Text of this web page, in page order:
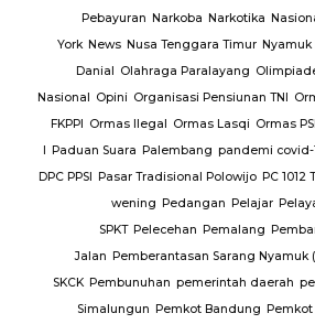
Pebayuran Narkoba Narkotika
York News Nusa Tenggara Timur Nyamuk
Danial Olahraga Paralayang
Nasional Opini Organisasi Pensiunan TNI
FKPPI Ormas Ilegal Ormas Lasqi Ormas PSI
I Paduan Suara Palembang pandemi covid-
DPC PPSI Pasar Tradisional Polowijo PC 1012
wening Pedangan Pelajar
SPKT Pelecehan Pemalang
Jalan Pemberantasan Sarang Nyamuk
SKCK Pembunuhan pemerintah daerah
Simalungun Pemkot Bandung Pemkot